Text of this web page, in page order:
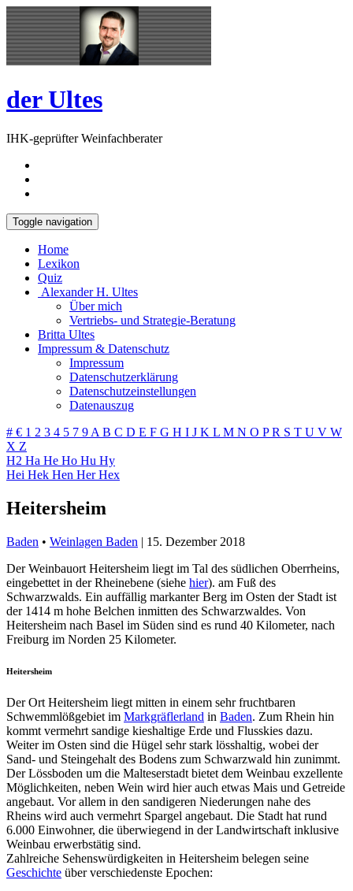
Skip
to
content
Open
Sidebar
der Ultes
IHK-geprüfter Weinfachberater
Toggle navigation
Home
Lexikon
Quiz
Alexander H. Ultes
Über mich
Vertriebs- und Strategie-Beratung
Britta Ultes
Impressum & Datenschutz
Impressum
Datenschutzerklärung
Datenschutzeinstellungen
Datenauszug
# € 1 2 3 4 5 7 9 A B C D E F G H I J K L M N O PR S T U V W
X Z
H2 Ha He Ho Hu Hy
Hei Hek Hen HerHex
Heitersheim
Baden • Weinlagen Baden | 15. Dezember 2018
Der Weinbauort Heitersheim liegt im Tal des südlichen Oberrheins,
eingebettet in der Rheinebene (siehe hier). am Fuß des
Schwarzwalds. Ein auffällig markanter Berg im Osten der Stadt ist
der 1414 m hohe Belchen inmitten des Schwarzwaldes. Von
Heitersheim nach Basel im Süden sind es rund 40 Kilometer, nach
Freiburg im Norden 25 Kilometer.
Heitersheim
Der Ort Heitersheim liegt mitten in einem sehr fruchtbaren
Schwemmlößgebiet im Markgräflerland in Baden. Zum Rhein hin
kommt vermehrt sandige kieshaltige Erde und Flusskies dazu.
Weiter im Osten sind die Hügel sehr stark lösshaltig, wobei der
Sand- und Steingehalt des Bodens zum Schwarzwald hin zunimmt.
Der Lössboden um die Malteserstadt bietet dem Weinbau exzellente
Möglichkeiten, neben Wein wird hier auch etwas Mais und Getreide
angebaut. Vor allem in den sandigeren Niederungen nahe des
Rheins wird auch vermehrt Spargel angebaut. Die Stadt hat rund
6.000 Einwohner, die überwiegend in der Landwirtschaft inklusive
Weinbau erwerbstätig sind.
Zahlreiche Sehenswürdigkeiten in Heitersheim belegen seine
Geschichte über verschiedenste Epochen: